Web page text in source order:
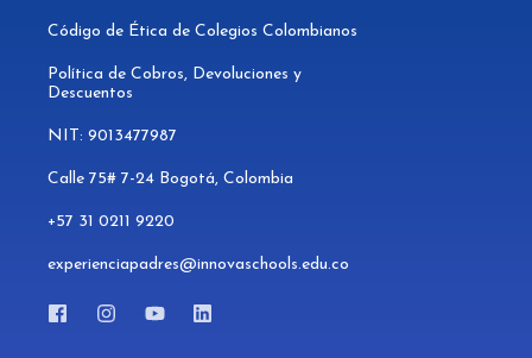
Código de Ética de Colegios Colombianos
Política de Cobros, Devoluciones y
Descuentos
NIT: 9013477987
Calle 75# 7-24 Bogotá, Colombia
+57 31 0211 9220
experienciapadres@innovaschools.edu.co